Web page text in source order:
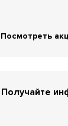
Посмотреть
Получайте